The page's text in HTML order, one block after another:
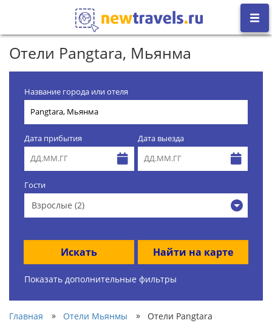
Отели Pangtara, Мьянма
Название города или отеля
Дата прибытия Дата выезда
Гости
Взрослые (2)
Искать Найти на карте
Показать дополнительные фильтры
Главная » Отели Мьянмы » Отели Pangtara